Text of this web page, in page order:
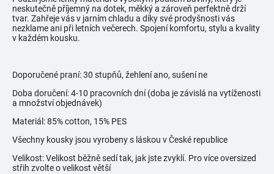
neskutečně příjemný na dotek, měkký a zároveň perfektně drží
tvar. Zahřeje vás v jarním chladu a díky své prodyšnosti vás
nezklame ani při letních večerech. Spojení komfortu, stylu a kvality
v každém kousku.
Doporučené praní: 30 stupňů, žehlení ano, sušení ne
Doba doručení: 4-10 pracovních dní (doba je závislá na vytíženosti
a množství objednávek)
Materiál: 85% cotton, 15% PES
Všechny kousky jsou vyrobeny s láskou v České republice
Velikost: Velikost běžně sedí tak, jak jste zvyklí. Pro více oversized
střih zvolte o velikost větší